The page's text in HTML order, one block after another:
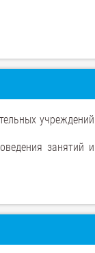
учреждений
занятий и